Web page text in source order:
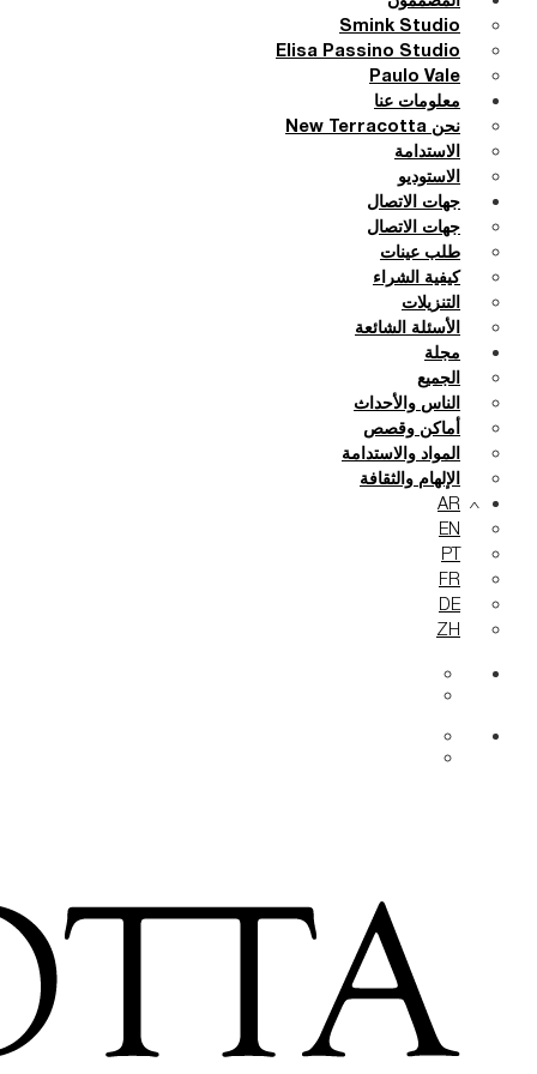
Smink Studio
Elisa Passino Studio
Paulo Vale
معلومات عنا
نحن New Terracotta
الاستدامة
الاستوديو
جهات الاتصال
جهات الاتصال
طلب عينات
كيفية الشراء
التنزيلات
الأسئلة الشائعة
مجلة
الجميع
الناس والأحداث
أماكن وقصص
المواد والاستدامة
الإلهام والثقافة
AR
EN
PT
FR
DE
ZH